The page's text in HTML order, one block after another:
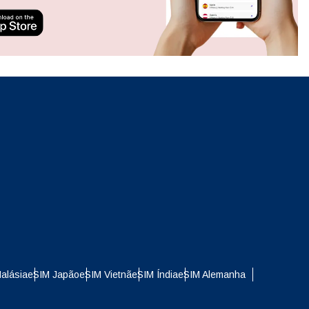
eSIM JapãoeSIM VietnãeSIM ÍndiaeSIM Alemanha